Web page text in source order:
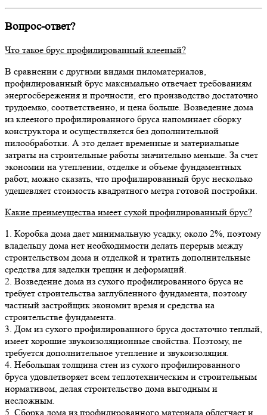
Вопрос-ответ?
Что такое брус профилированный клееный?
В сравнении с другими видами пиломатериалов,
профилированный брус максимально отвечает требованиям
энергосбережения и прочности, его производство достаточно
трудоемко, соответственно, и цена больше. Возведение дома
из клееного профилированного бруса напоминает сборку
конструктора и осуществляется без дополнительной
пилообработки. А это делает временные и материальные
затраты на строительные работы значительно меньше. За счет
экономии на утеплении, отделке и объеме фундаментных
работ, можно сказать, что профилированный брус несколько
удешевляет стоимость квадратного метра готовой постройки.
Какие преимеущества имеет сухой профилированный брус?
1. Коробка дома дает минимальную усадку, около 2%, поэтому
владельцу дома нет необходимости делать перерыв между
строительством дома и отделкой и тратить дополнительные
средства для заделки трещин и деформаций.
2. Возведение дома из сухого профилированного бруса не
требует строительства заглубленного фундамента, поэтому
частный застройщик экономит время и средства на
строительстве фундамента.
3. Дом из сухого профилированного бруса достаточно теплый,
имеет хорошие звукоизоляционные свойства. Поэтому, не
требуется дополнительное утепление и звукоизоляция.
4. Небольшая толщина стен из сухого профилированного
бруса удовлетворяет всем теплотехническим и строительным
нормативом, делая строительство дома выгодным и
несложным.
5. Сборка дома из профилированного материала облегчает и